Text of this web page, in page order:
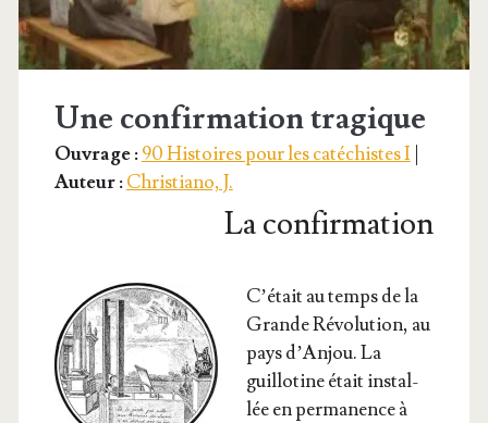
Une confirmation tragique
Ouvrage :90 Histoires pour les catéchistes I
Auteur :Christiano, J.
La confirmation
C’é­tait au temps de la
Grande Révo­lu­tion, au
pays d’An­jou. La
guillo­tine était ins­tal­
lée en per­ma­nence à